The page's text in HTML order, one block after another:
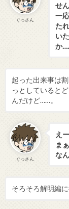
ぐっさん
せ
一
た
い
か
起った出来事は
っとしていると
んだけど……。
ぐっさん
え
ま
な
そろそろ解明編